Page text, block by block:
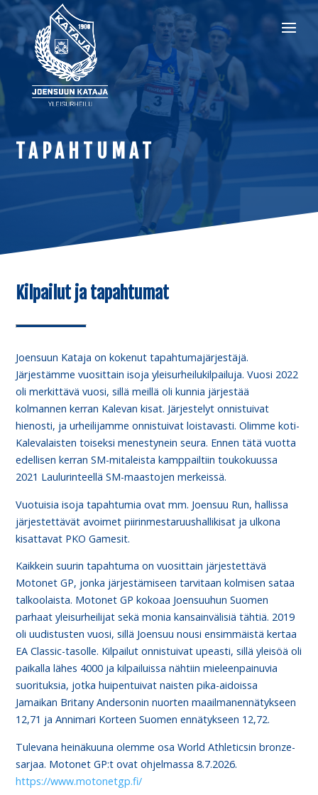
TAPAHTUMAT
Kilpailut ja tapahtumat
Joensuun Kataja on kokenut tapahtumajärjestäjä.
Järjestämme vuosittain isoja yleisurheilukilpailuja. Vuosi 2022
oli merkittävä vuosi, sillä meillä oli kunnia järjestää
kolmannen kerran Kalevan kisat. Järjestelyt onnistuivat
hienosti, ja urheilijamme onnistuivat loistavasti. Olimme koti-
Kalevalaisten toiseksi menestynein seura. Ennen tätä vuotta
edellisen kerran SM-mitaleista kamppailtiin toukokuussa
2021 Laulurinteellä SM-maastojen merkeissä.
Vuotuisia isoja tapahtumia ovat mm. Joensuu Run, hallissa
järjestettävät avoimet piirinmestaruushallikisat ja ulkona
kisattavat PKO Gamesit.
Kaikkein suurin tapahtuma on vuosittain järjestettävä
Motonet GP, jonka järjestämiseen tarvitaan kolmisen sataa
talkoolaista. Motonet GP kokoaa Joensuuhun Suomen
parhaat yleisurheilijat sekä monia kansainvälisiä tähtiä. 2019
oli uudistusten vuosi, sillä Joensuu nousi ensimmäistä kertaa
EA Classic-tasolle. Kilpailut onnistuivat upeasti, sillä yleisöä oli
paikalla lähes 4000 ja kilpailuissa nähtiin mieleenpainuvia
suorituksia, jotka huipentuivat naisten pika-aidoissa
Jamaikan Britany Andersonin nuorten maailmanennätykseen
12,71 ja Annimari Korteen Suomen ennätykseen 12,72.
Tulevana heinäkuuna olemme osa World Athleticsin bronze-
sarjaa. Motonet GP:t ovat ohjelmassa 8.7.2026.
https://www.motonetgp.fi/